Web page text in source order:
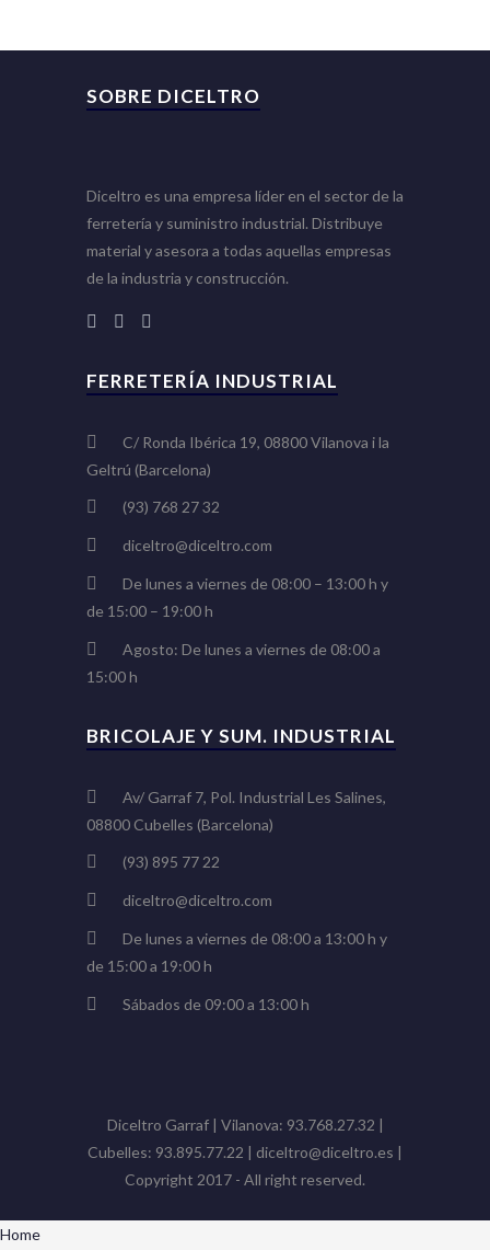
SOBRE DICELTRO
Diceltro es una empresa líder en el sector de la
ferretería y suministro industrial. Distribuye
material y asesora a todas aquellas empresas
de la industria y construcción.
FERRETERÍA INDUSTRIAL
C/ Ronda Ibérica 19, 08800 Vilanova i la
Geltrú (Barcelona)
(93) 768 27 32
diceltro@diceltro.com
De lunes a viernes de 08:00 – 13:00 h y
de 15:00 – 19:00 h
Agosto: De lunes a viernes de 08:00 a
15:00 h
BRICOLAJE Y SUM. INDUSTRIAL
Av/ Garraf 7, Pol. Industrial Les Salines,
08800 Cubelles (Barcelona)
(93) 895 77 22
diceltro@diceltro.com
De lunes a viernes de 08:00 a 13:00 h y
de 15:00 a 19:00 h
Sábados de 09:00 a 13:00 h
Diceltro Garraf | Vilanova: 93.768.27.32 |
Cubelles: 93.895.77.22 | diceltro@diceltro.es |
Copyright 2017 - All right reserved.
Home